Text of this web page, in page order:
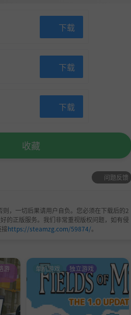
下载
下载
下载
收藏
问题反馈
，一切后果请用户自负。您必须在下载后的2
的正版服务。我们非常重视版权问题，如有侵
https://steamzg.com/59874/。
游
单机游戏 独立游戏